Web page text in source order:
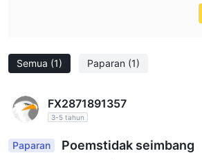
Semua (1) Paparan (1)
FX2871891357
3-5 tahun
Paparan Poemstidak seimbang